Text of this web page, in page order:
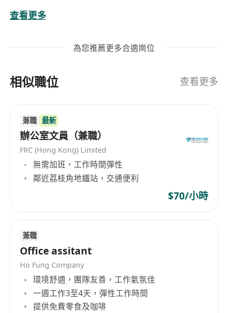
依流程執行文件收發、登記、掃描、列印與裝訂
等作業，維持文件處理之準確性與時效性。
報文件，確保內容符合規範與政策要求。
關政府機構、社區中心或合作單位遞送/領取文
備、資料彙整或跨部門協調聯絡等。
工作要求
中學畢業或以上學歷，具備基本中文讀寫能力，
能清晰理解文件內容並正確處理。
熟悉Microsoft Office（特別是Word、Excel）
及常用掃描列印設備操作，有文書處理經驗者優
處理多項文件任務並按時交付。
具備基本溝通能力與服務意識，能得體應對內部
同事及外部單位人員。
須持有有效香港居民身份證，靈活調配工作地
點，包括室內辦公及外勤。
查看更多
為您推薦更多合適崗位
相似職位 查看更多
兼職 最新
辦公室文員（兼職）
FRC (Hong Kong) Limited
無需加班，工作時間彈性
鄰近荔枝角地鐵站，交通便利
$70/小時
兼職
Office assitant
Ho Fung Company
環境舒適，團隊友善，工作氣氛佳
一週工作3至4天，彈性工作時間
提供免費零食及咖啡